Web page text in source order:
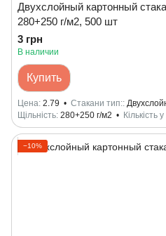
Двухслойный картонный
280+250 г/м2, 500 шт
3 грн
В наличии
Купить
Цена 2.79 Стакани тип:
Щільність 280+250 г/м2 Кількість
−10%